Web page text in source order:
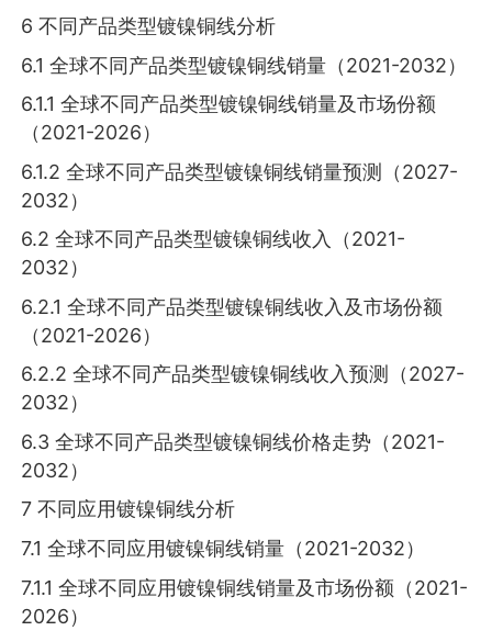
6 不同产品类型镀镍铜线分析
6.1 全球不同产品类型镀镍铜线销量（2021-2032）
6.1.1 全球不同产品类型镀镍铜线销量及市场份额
（2021-2026）
6.1.2 全球不同产品类型镀镍铜线销量预测（2027-
2032）
6.2 全球不同产品类型镀镍铜线收入（2021-
2032）
6.2.1 全球不同产品类型镀镍铜线收入及市场份额
（2021-2026）
6.2.2 全球不同产品类型镀镍铜线收入预测（2027-
2032）
6.3 全球不同产品类型镀镍铜线价格走势（2021-
2032）
7 不同应用镀镍铜线分析
7.1 全球不同应用镀镍铜线销量（2021-2032）
7.1.1 全球不同应用镀镍铜线销量及市场份额（2021-
2026）